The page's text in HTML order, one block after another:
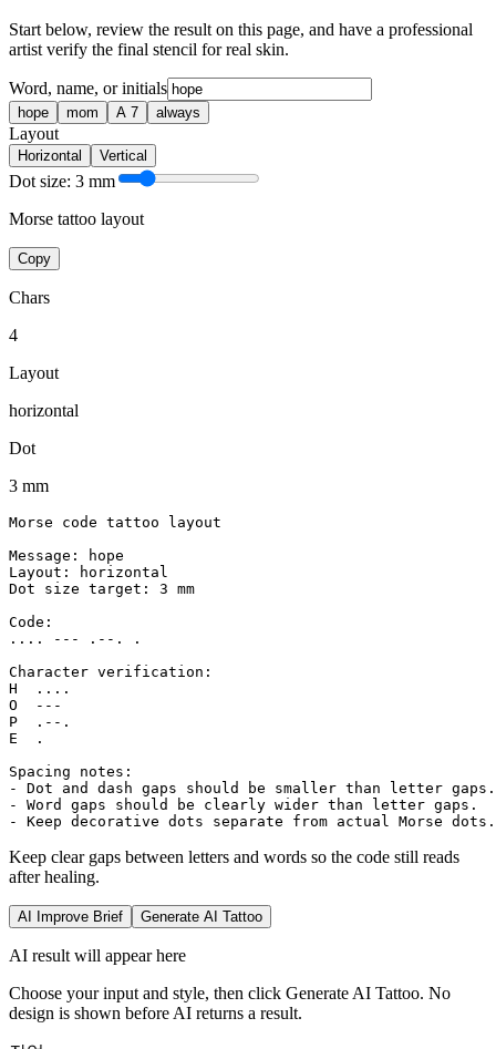
Start below, review the result on this page, and have a professional
artist verify the final stencil for real skin.
Word, name, or initials
hope mom A 7 always
Layout
Horizontal Vertical
Dot size: 3 mm
Morse tattoo layout
Copy
Chars
4
Layout
horizontal
Dot
3 mm
Morse code tattoo layout
Message: hope
Layout: horizontal
Dot size target: 3 mm
Code:
.... --- .--. .
Character verification:
H  ....
O  ---
P  .--.
E  .
Spacing notes:
- Dot and dash gaps should be smaller than letter gaps.
- Word gaps should be clearly wider than letter gaps.
- Keep decorative dots separate from actual Morse dots.
Keep clear gaps between letters and words so the code still reads
after healing.
AI Improve Brief Generate AI Tattoo
AI result will appear here
Choose your input and style, then click Generate AI Tattoo. No
design is shown before AI returns a result.